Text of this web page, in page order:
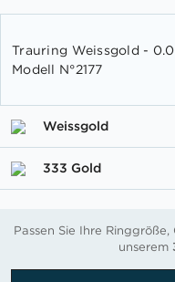
der
Bildgalerie
Trauring Weissgold -
Modell N°2177
Weissgold
333 Gold
Passen Sie Ihre
unserem